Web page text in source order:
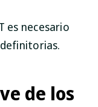
es necesario
de los